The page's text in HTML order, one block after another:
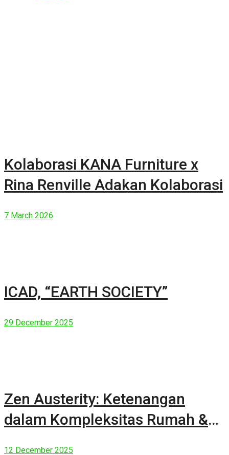
Kolaborasi KANA Furniture x
Rina Renville Adakan Kolaborasi
7 March 2026
ICAD, “EARTH SOCIETY”
29 December 2025
Zen Austerity: Ketenangan
dalam Kompleksitas Rumah &
12 December 2025